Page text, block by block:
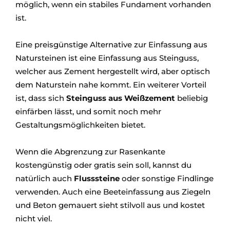
möglich, wenn ein stabiles Fundament vorhanden
ist.
Eine preisgünstige Alternative zur Einfassung aus
Natursteinen ist eine Einfassung aus Steinguss,
welcher aus Zement hergestellt wird, aber optisch
dem Naturstein nahe kommt. Ein weiterer Vorteil
ist, dass sich Steinguss aus Weißzement beliebig
einfärben lässt, und somit noch mehr
Gestaltungsmöglichkeiten bietet.
Wenn die Abgrenzung zur Rasenkante
kostengünstig oder gratis sein soll, kannst du
natürlich auch Flusssteine oder sonstige Findlinge
verwenden. Auch eine Beeteinfassung aus Ziegeln
und Beton gemauert sieht stilvoll aus und kostet
nicht viel.